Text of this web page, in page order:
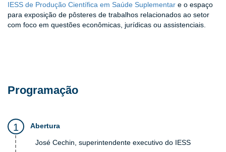
IESS de Produção Científica em Saúde Suplementar e o espaço
para exposição de pôsteres de trabalhos relacionados ao setor
com foco em questões econômicas, jurídicas ou assistenciais.
Programação
Abertura
José Cechin, superintendente executivo do IESS